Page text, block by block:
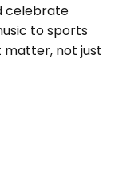
celebrate
to sports
matter, not just